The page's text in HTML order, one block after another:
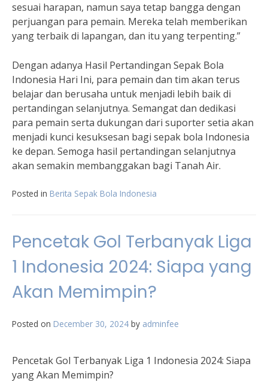
sesuai harapan, namun saya tetap bangga dengan
perjuangan para pemain. Mereka telah memberikan
yang terbaik di lapangan, dan itu yang terpenting.”
Dengan adanya Hasil Pertandingan Sepak Bola
Indonesia Hari Ini, para pemain dan tim akan terus
belajar dan berusaha untuk menjadi lebih baik di
pertandingan selanjutnya. Semangat dan dedikasi
para pemain serta dukungan dari suporter setia akan
menjadi kunci kesuksesan bagi sepak bola Indonesia
ke depan. Semoga hasil pertandingan selanjutnya
akan semakin membanggakan bagi Tanah Air.
Posted in Berita Sepak Bola Indonesia
Pencetak Gol Terbanyak Liga
1 Indonesia 2024: Siapa yang
Akan Memimpin?
Posted on December 30, 2024 by adminfee
Pencetak Gol Terbanyak Liga 1 Indonesia 2024: Siapa
yang Akan Memimpin?